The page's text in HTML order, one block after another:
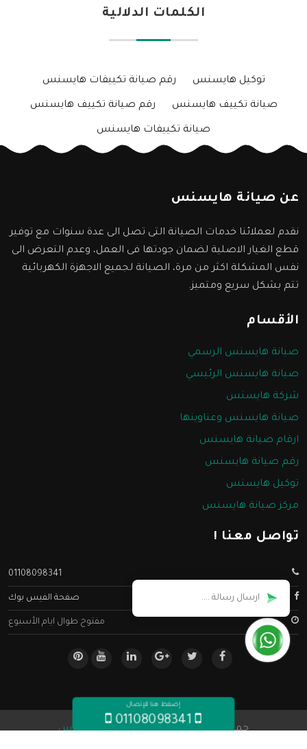
الكلمات الدلالية
توكيل هايسنس رقم صيانة تكييفات هايسنس
صيانة تكييف هايسنس رقم صيانة تكييف هايسنس
صيانة تكييفات هايسنس
عن صيانة هايسنس
نقدم لعملائنا خدمات الصيانة التى تصل الى عدة سنوات مع توفير
قطع الغيار الاصلية لضمان جودتها فى العمل، وعدم التعرض الى
نفس المشكلة اكثر من مرة، الصيانة لجميع الاجهزة الكهربائية
تتم بشكل سريع ومتميز.
الأقسام
صيانة هايسنس الرسمي
صيانة هايسنس الرئيسي
شركة هايسنس
صيانة هايسنس وعناوينها
ارقام صيانة هايسنس
رقم صيانة هايسنس
توكيل هايسنس
مركز صيانة هايسنس
تواصل معنا !
01108098341
صفحة الفيس بوك
مفتوح طوال ايام الأسبوع
جميع الحقوق محفوظه ©صيانة هايسنس
إضغط هنا للإتصال
01108098341